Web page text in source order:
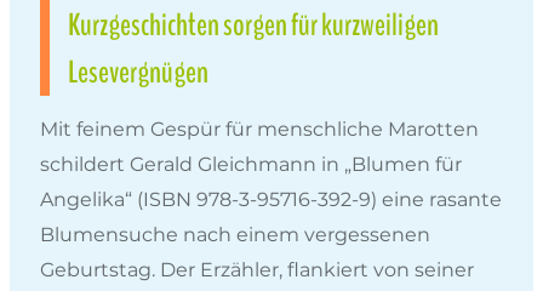
Kurzgeschichten sorgen für kurzweiligen
Lesevergnügen
Mit feinem Gespür für menschliche Marotten
schildert Gerald Gleichmann in „Blumen für
Angelika“ (ISBN 978-3-95716-392-9) eine rasante
Blumensuche nach einem vergessenen
Geburtstag. Der Erzähler, flankiert von seiner